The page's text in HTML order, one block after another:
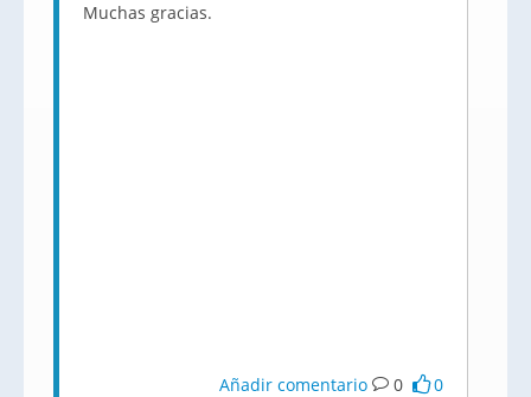
Muchas gracias.
Añadir comentario 0 0